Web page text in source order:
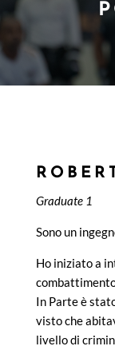
Graduate 1
Sono un
Ho iniziato a
In Parte è
visto che
livello di